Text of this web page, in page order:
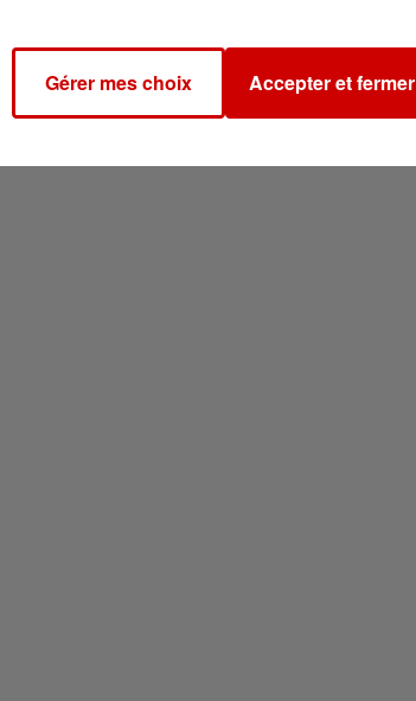
Gérer mes choix Accepter et fermer